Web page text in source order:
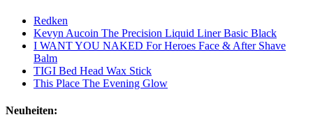
Redken
Kevyn Aucoin The Precision Liquid Liner Basic Black
I WANT YOU NAKED For Heroes Face & After Shave
Balm
TIGI Bed Head Wax Stick
This Place The Evening Glow
Neuheiten: